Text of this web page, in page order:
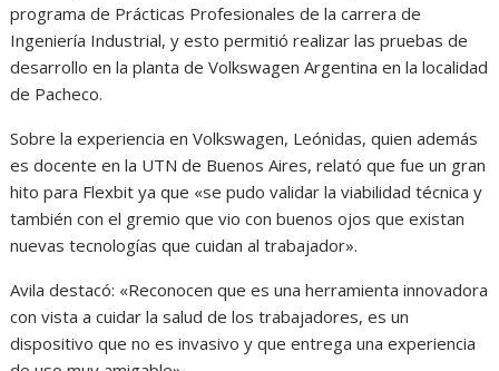
programa de Prácticas Profesionales de la carrera de
Ingeniería Industrial, y esto permitió realizar las pruebas de
desarrollo en la planta de Volkswagen Argentina en la localidad
de Pacheco.
Sobre la experiencia en Volkswagen, Leónidas, quien además
es docente en la UTN de Buenos Aires, relató que fue un gran
hito para Flexbit ya que «se pudo validar la viabilidad técnica y
también con el gremio que vio con buenos ojos que existan
nuevas tecnologías que cuidan al trabajador».
Avila destacó: «Reconocen que es una herramienta innovadora
con vista a cuidar la salud de los trabajadores, es un
dispositivo que no es invasivo y que entrega una experiencia